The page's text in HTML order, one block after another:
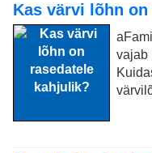
Kas värvi lõhn
vajab